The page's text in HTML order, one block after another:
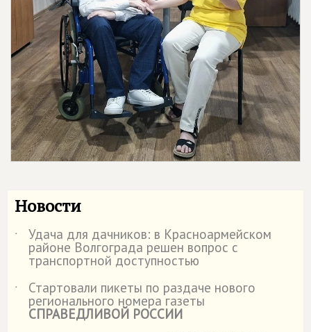
Новости
˙ Удача для дачников: в Красноармейском
районе Волгограда решен вопрос с
транспортной доступностью
˙
Стартовали пикеты по раздаче нового
регионального номера газеты
СПРАВЕДЛИВОЙ РОССИИ